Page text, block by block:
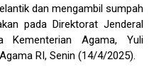
dan mengambil sumpah
pada Direktorat Jenderal
Kementerian Agama, Yuli
RI, Senin (14/4/2025).